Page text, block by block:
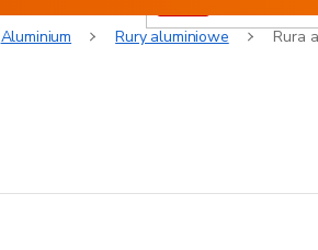
Aluminium Rury aluminiowe Rura